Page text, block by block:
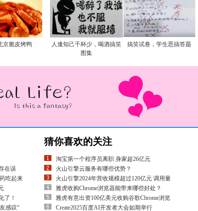
京脆皮烤鸭
人逢知己千杯少，喝酒搞笑
图集
搞笑试卷，学生恶搞答题
在误
吃起来
了！
感叹“
猜你喜欢的关注
淘宝第一个程序员离职 身家超26亿元
火山引擎云服务有哪些优势？
火山引擎2024年营收规模超过120亿元 调用量
雅虎收购Chrome浏览器能带来哪些好处？
雅虎有意出资100亿美元收购谷歌Chrome浏览
Create2025百度AI开发者大会如期举行